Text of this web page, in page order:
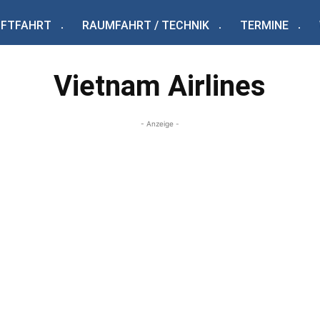
RAUMFAHRT / TECHNIK TERMINE
Vietnam Airlines
- Anzeige -